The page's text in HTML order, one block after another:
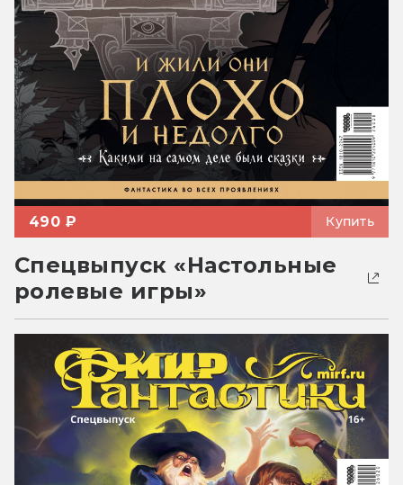
490 ₽ Купить
Спецвыпуск «Настольные
ролевые игры»